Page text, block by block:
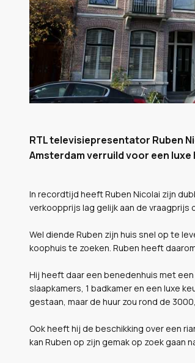
RTL televisiepresentator Ruben
Amsterdam verruild voor een
In recordtijd heeft Ruben Nicolai zijn
verkoopprijs lag gelijk aan de vraagprijs
Wel diende Ruben zijn huis snel op te
koophuis te zoeken. Ruben heeft
Hij heeft daar een benedenhuis met
slaapkamers, 1 badkamer en een luxe
gestaan, maar de huur zou rond de
Ook heeft hij de beschikking over een
kan Ruben op zijn gemak op zoek gaan